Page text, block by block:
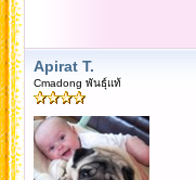
Apirat T.
Cmadong พันธุ์แท้